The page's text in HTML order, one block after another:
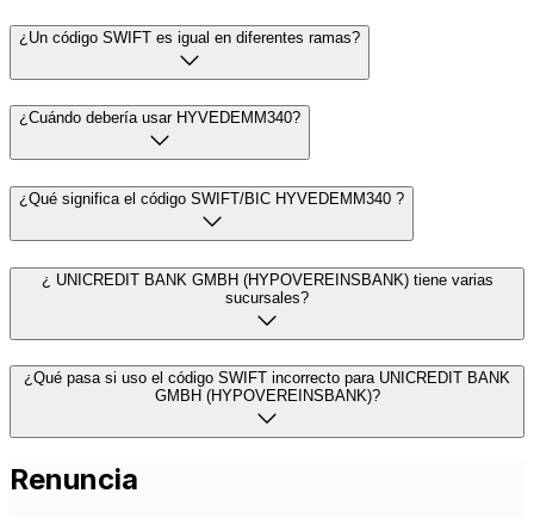
¿Un código SWIFT es igual en diferentes ramas?
¿Cuándo debería usar HYVEDEMM340?
¿Qué significa el código SWIFT/BIC HYVEDEMM340 ?
¿ UNICREDIT BANK GMBH (HYPOVEREINSBANK) tiene varias
sucursales?
¿Qué pasa si uso el código SWIFT incorrecto para UNICREDIT BANK
GMBH (HYPOVEREINSBANK)?
Renuncia